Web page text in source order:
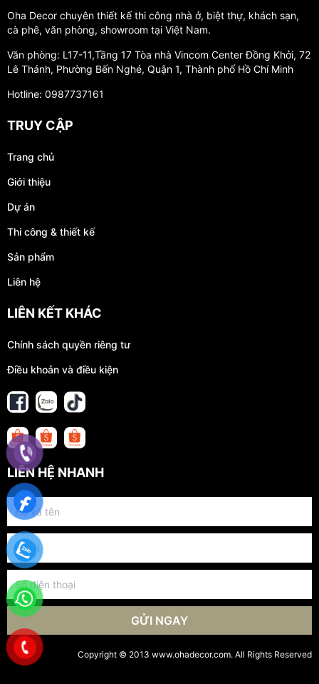
Oha Decor chuyên thiết kế thi công nhà ở, biệt thự, khách sạn,
cà phê, văn phòng, showroom tại Việt Nam.
Văn phòng: L17-11,Tầng 17 Tòa nhà Vincom Center Đồng Khởi, 72
Lê Thánh, Phường Bến Nghé, Quận 1, Thành phố Hồ Chí Minh
Hotline: 0987737161
TRUY CẬP
Trang chủ
Giới thiệu
Dự án
Thi công & thiết kế
Sản phẩm
Liên hệ
LIÊN KẾT KHÁC
Chính sách quyền riêng tư
Điều khoản và điều kiện
LIÊN HỆ NHANH
GỬI NGAY
Copyright © 2013 www.ohadecor.com. All Rights Reserved